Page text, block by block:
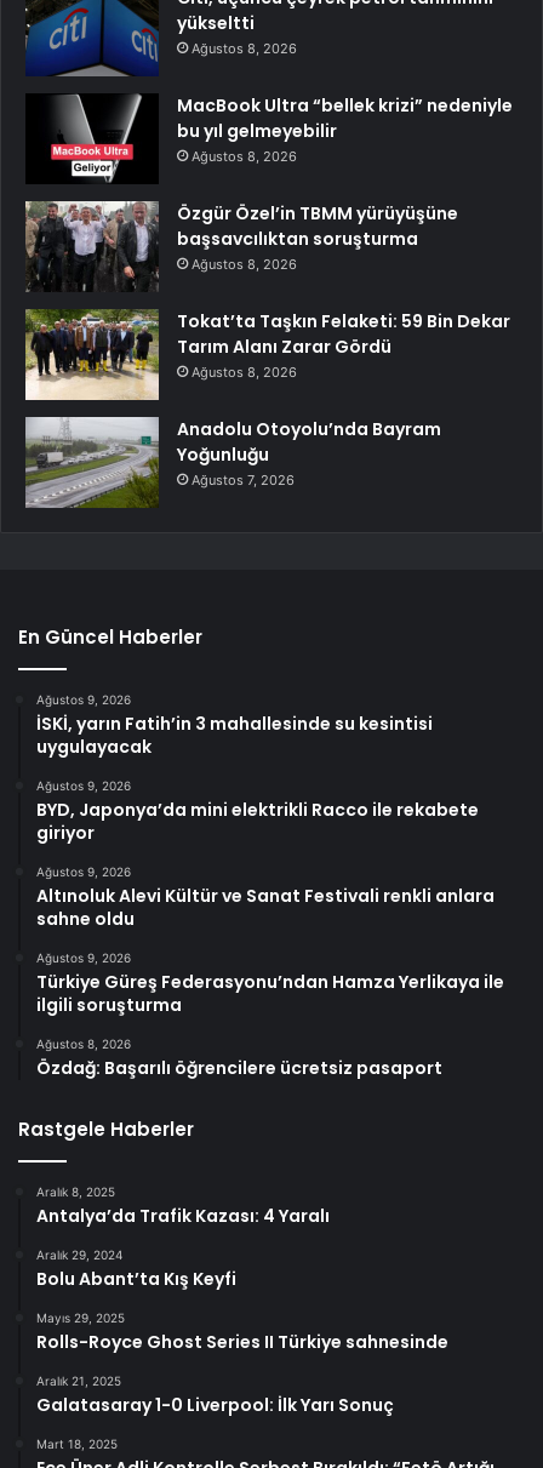
yükseltti
Ağustos 8, 2026
MacBook Ultra “bellek krizi” nedeniyle
bu yıl gelmeyebilir
Ağustos 8, 2026
Özgür Özel’in TBMM yürüyüşüne
başsavcılıktan soruşturma
Ağustos 8, 2026
Tokat’ta Taşkın Felaketi: 59 Bin Dekar
Tarım Alanı Zarar Gördü
Ağustos 8, 2026
Anadolu Otoyolu’nda Bayram
Yoğunluğu
Ağustos 7, 2026
En Güncel Haberler
Ağustos 9, 2026
İSKİ, yarın Fatih’in 3 mahallesinde su kesintisi
uygulayacak
Ağustos 9, 2026
BYD, Japonya’da mini elektrikli Racco ile rekabete
giriyor
Ağustos 9, 2026
Altınoluk Alevi Kültür ve Sanat Festivali renkli anlara
sahne oldu
Ağustos 9, 2026
Türkiye Güreş Federasyonu’ndan Hamza Yerlikaya ile
ilgili soruşturma
Ağustos 8, 2026
Özdağ: Başarılı öğrencilere ücretsiz pasaport
Rastgele Haberler
Aralık 8, 2025
Antalya’da Trafik Kazası: 4 Yaralı
Aralık 29, 2024
Bolu Abant’ta Kış Keyfi
Mayıs 29, 2025
Rolls-Royce Ghost Series II Türkiye sahnesinde
Aralık 21, 2025
Galatasaray 1-0 Liverpool: İlk Yarı Sonuç
Mart 18, 2025